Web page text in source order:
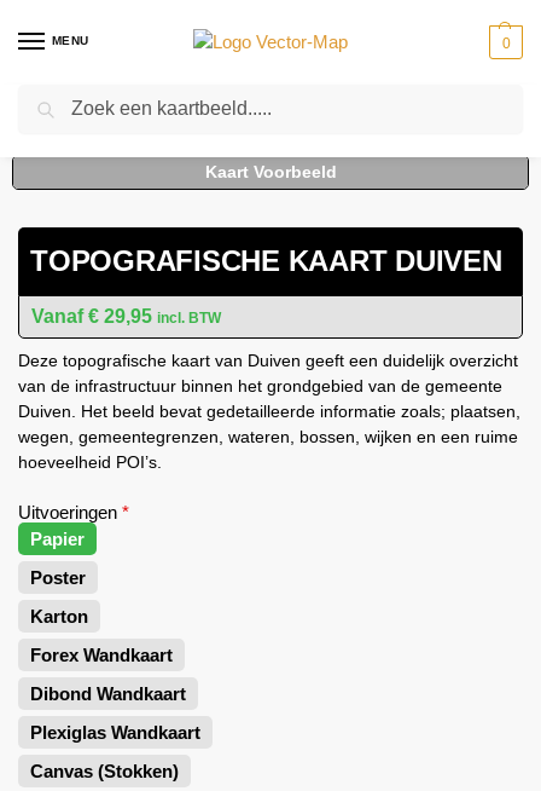
MENU 0
Home - Kaarten - Topografische kaarten
TOPOGRAFISCHE KAART DUIVEN
€ 29,95 incl. BTW
Deze topografische kaart van Duiven geeft een duidelijk overzicht
van de infrastructuur binnen het grondgebied van de gemeente
Duiven. Het beeld bevat gedetailleerde informatie zoals; plaatsen,
wegen, gemeentegrenzen, wateren, bossen, wijken en een ruime
hoeveelheid POI’s.
Uitvoeringen *
Papier
Poster
Karton
Forex Wandkaart
Dibond Wandkaart
Plexiglas Wandkaart
Canvas (Stokken)